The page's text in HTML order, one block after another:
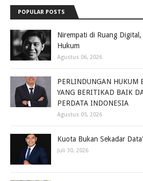
POPULAR POSTS
Nirempati di Ruang
Hukum
Agustus 06, 2026
PERLINDUNGAN HUKUM
YANG BERITIKAD BAIK
PERDATA INDONESIA
Agustus 05, 2026
Kuota Bukan Sekadar
Juli 30, 2026